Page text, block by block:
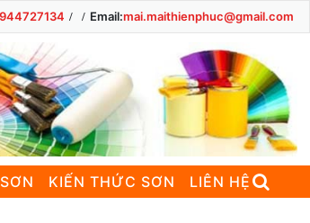
Email:mai.maithienphuc@gmail.com
KIẾN THỨC SƠN LIÊN HỆ